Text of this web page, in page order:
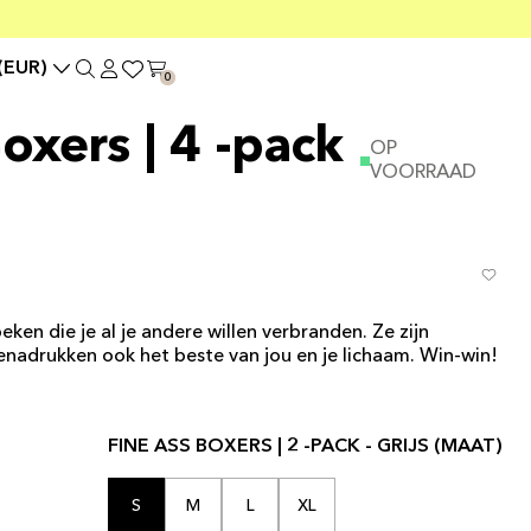
0
| 4 -pack
OP
VOORRAAD
die je al je andere willen verbranden. Ze zijn
ook het beste van jou en je lichaam. Win-win!
FINE ASS BOXERS | 2 -PACK - GRIJS (MAAT)
S M L XL